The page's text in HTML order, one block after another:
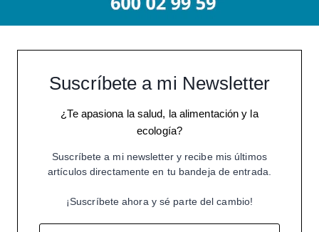
Suscríbete a mi Newsletter
¿Te apasiona la salud, la alimentación y la
ecología?
Suscríbete a mi newsletter y recibe mis últimos
artículos directamente en tu bandeja de entrada.
¡Suscríbete ahora y sé parte del cambio!